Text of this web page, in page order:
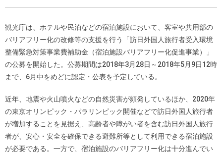
観光庁は、ホテルや民泊などの宿泊施設において、客室や共用部の
バリアフリー化の改修等の支援を行う「訪日外国人旅行者受入環境
整備緊急対策事業費補助金（宿泊施設バリアフリー化促進事業）」
の公募を開始した。公募期間は2018年3月28日～2018年5月9日12時
まで、6月中をめどに認定・公表を予定している。
近年、地震や火山噴火などの自然災害が頻発しているほか、2020年
の東京オリンピック・パラリンピック開催などで訪日外国人旅行者
が増加することを見据え、高齢者や障がい者を含む訪日外国人旅行
者が、安心・安全を確保できる避難所等として利用できる宿泊施設
が必要である。一方で、宿泊施設のバリアフリー化は十分進んでい